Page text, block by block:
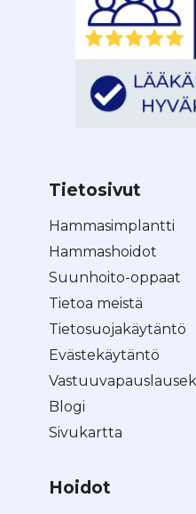
Tietosivut
Hammasimplantti
Hammashoidot
Suunhoito-oppaat
Tietoa meistä
Tietosuojakäytäntö
Evästekäytäntö
Blogi
Sivukartta
Hoidot